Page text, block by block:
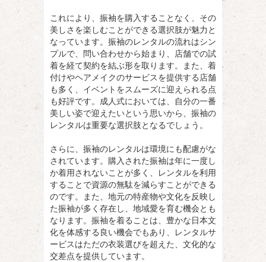
これにより、振袖を購入することなく、その
美しさを楽しむことができる選択肢が魅力と
なっています。振袖のレンタルの流れはシン
プルで、問い合わせから始まり、店舗での試
着を経て契約を結ぶ形を取ります。また、着
付けやヘアメイクのサービスを提供する店舗
も多く、イベントをスムーズに迎えられる点
も好評です。成人式においては、自分の一番
美しい姿で迎えたいという思いから、振袖の
レンタルは重要な選択肢となるでしょう。
さらに、振袖のレンタルは環境にも配慮がな
されています。購入された振袖は年に一度し
か着用されないことが多く、レンタルを利用
することで資源の無駄を減らすことができる
のです。また、地元の特産物や文化を反映し
た振袖が多く存在し、地域愛を育む機会とも
なります。振袖を着ることは、豊かな日本文
化を体感する良い機会でもあり、レンタルサ
ービスはただの衣装選びを超えた、文化的な
交差点を提供しています。